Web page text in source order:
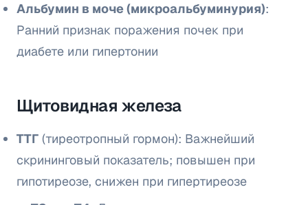
Альбумин в моче (микроальбуминурия):
Ранний признак поражения почек при
диабете или гипертонии
Щитовидная железа
ТТГ (тиреотропный гормон): Важнейший
скрининговый показатель; повышен при
гипотиреозе, снижен при гипертиреозе